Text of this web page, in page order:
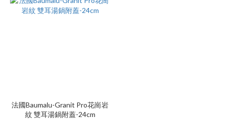
法國Baumalu-Granit Pro花崗岩
紋 雙耳湯鍋附蓋-24cm